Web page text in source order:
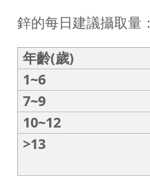
鋅的每日建議攝取量：
年齡(歲)
1~6
7~9
10~12
>13